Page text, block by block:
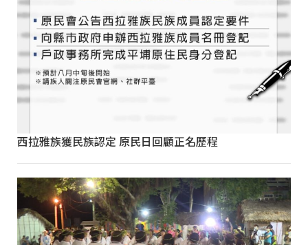
西拉雅族獲民族認定 原民日回顧正名歷程